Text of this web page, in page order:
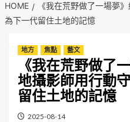
HOME
《我在荒野做了一場夢
為下一代留住土地的記憶
地方 焦點 藝文
《我在荒野做了
地攝影師用行動
留住土地的記憶
2025-08-14